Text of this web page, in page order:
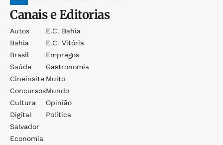
Canais e Editorias
Autos
Bahia
Brasil
Saúde
Cineinsite
Concursos
Cultura
Digital
Salvador
Economia
E.c. Bahia
E.c. Vitória
Empregos
Gastronomia
Muito
Mundo
Opinião
Política